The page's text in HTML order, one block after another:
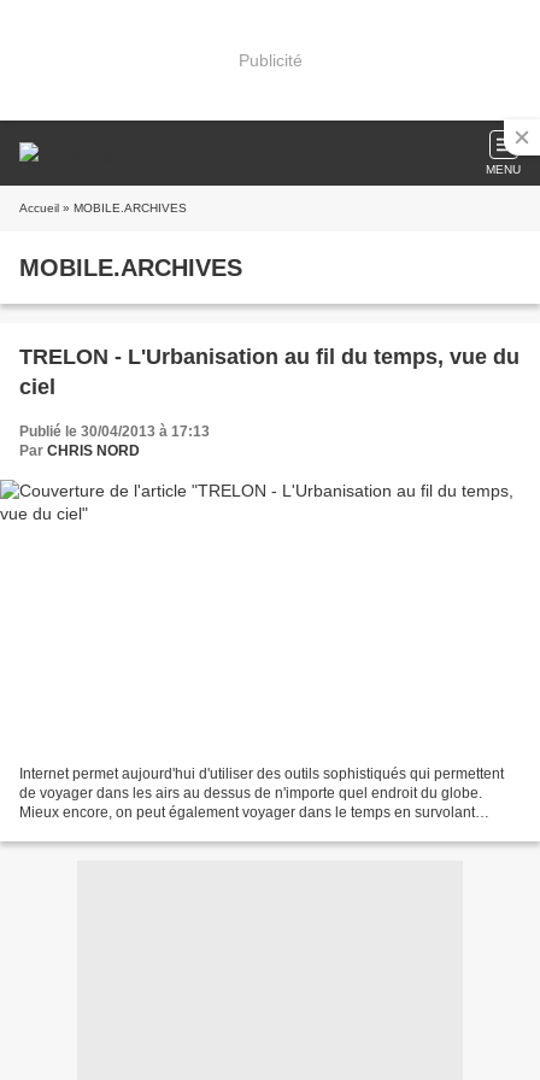
Publicité
MENU
Accueil » MOBILE.ARCHIVES
MOBILE.ARCHIVES
TRELON - L'Urbanisation au fil du temps, vue du
ciel
Publié le 30/04/2013 à 17:13
Par CHRIS NORD
Internet permet aujourd'hui d'utiliser des outils sophistiqués qui permettent
de voyager dans les airs au dessus de n'importe quel endroit du globe.
Mieux encore, on peut également voyager dans le temps en survolant